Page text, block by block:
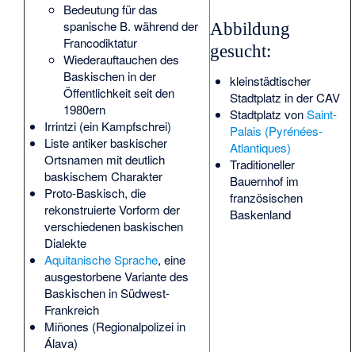
Bedeutung für das
spanische B. während der
Francodiktatur
Wiederauftauchen des
Baskischen in der
Öffentlichkeit seit den
1980ern
Irrintzi(ein Kampfschrei)
Liste antiker baskischer
Ortsnamenmit deutlich
baskischem Charakter
Proto-Baskisch, die
rekonstruierte Vorform der
verschiedenen baskischen
Dialekte
Aquitanische Sprache, eine
ausgestorbene Variante des
Baskischen in Südwest-
Frankreich
Miñones (Regionalpolizei in
Álava)
Abbildung
gesucht:
kleinstädtischer
Stadtplatz in der CAV
Stadtplatz vonSaint-
Palais (Pyrénées-
Atlantiques)
Traditioneller
Bauernhof im
französischen
Baskenland